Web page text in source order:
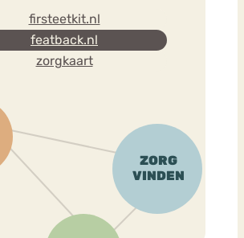
firsteetkit.nl
featback.nl
zorgkaart